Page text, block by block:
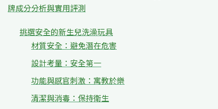
牌成分分析與實用評測
挑選安全的新生兒洗澡玩具
材質安全：避免潛在危害
設計考量：安全第一
功能與感官刺激：寓教於樂
清潔與消毒：保持衛生